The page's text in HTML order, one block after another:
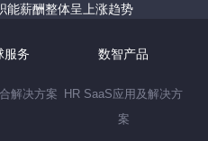
能薪酬整体呈上涨趋势
服务
解决方案
数智产品
HR SaaS应用及解决方
案